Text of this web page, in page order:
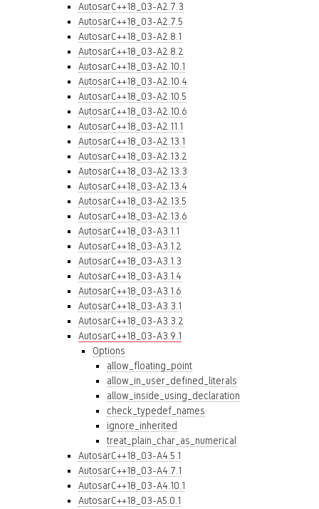
AutosarC++18_03-A2.7.3
AutosarC++18_03-A2.7.5
AutosarC++18_03-A2.8.1
AutosarC++18_03-A2.8.2
AutosarC++18_03-A2.10.1
AutosarC++18_03-A2.10.4
AutosarC++18_03-A2.10.5
AutosarC++18_03-A2.10.6
AutosarC++18_03-A2.11.1
AutosarC++18_03-A2.13.1
AutosarC++18_03-A2.13.2
AutosarC++18_03-A2.13.3
AutosarC++18_03-A2.13.4
AutosarC++18_03-A2.13.5
AutosarC++18_03-A2.13.6
AutosarC++18_03-A3.1.1
AutosarC++18_03-A3.1.2
AutosarC++18_03-A3.1.3
AutosarC++18_03-A3.1.4
AutosarC++18_03-A3.1.6
AutosarC++18_03-A3.3.1
AutosarC++18_03-A3.3.2
AutosarC++18_03-A3.9.1
Options
allow_floating_point
allow_in_user_defined_literals
allow_inside_using_declaration
check_typedef_names
ignore_inherited
treat_plain_char_as_numerical
AutosarC++18_03-A4.5.1
AutosarC++18_03-A4.7.1
AutosarC++18_03-A4.10.1
AutosarC++18_03-A5.0.1